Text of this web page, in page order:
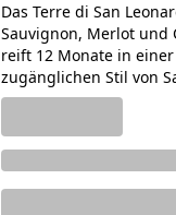
Das Terre di San
Sauvignon, Merlot und
reift 12 Monate in
zugänglichen Stil von